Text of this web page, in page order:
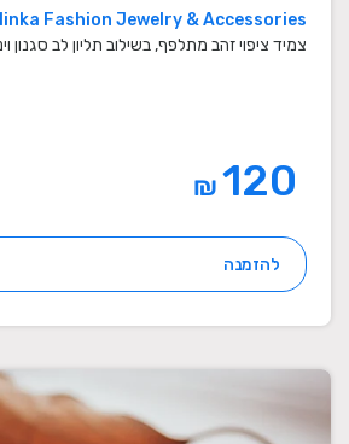
Fashion Jewelry & Accessories
צמיד ציפוי זהב מתלפף, בשילוב תליון לב סגנון
₪
להזמנה